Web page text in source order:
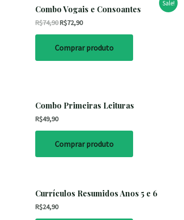
Sale!
Combo Vogais e Consoantes
R$74,90R$72,90
Comprar produto
Combo Primeiras Leituras
R$49,90
Comprar produto
Currículos Resumidos Anos 5 e 6
R$24,90